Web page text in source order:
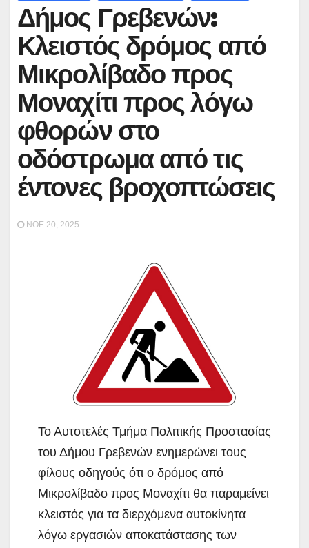
Δήμος Γρεβενών:
Κλειστός δρόμος από
Μικρολίβαδο προς
Μοναχίτι προς λόγω
φθορών στο
οδόστρωμα από τις
έντονες βροχοπτώσεις
ΝΟΈ 20, 2025
Το Αυτοτελές Τμήμα Πολιτικής Προστασίας
του Δήμου Γρεβενών ενημερώνει τους
φίλους οδηγούς ότι ο δρόμος από
Μικρολίβαδο προς Μοναχίτι θα παραμείνει
κλειστός για τα διερχόμενα αυτοκίνητα
λόγω εργασιών αποκατάστασης των